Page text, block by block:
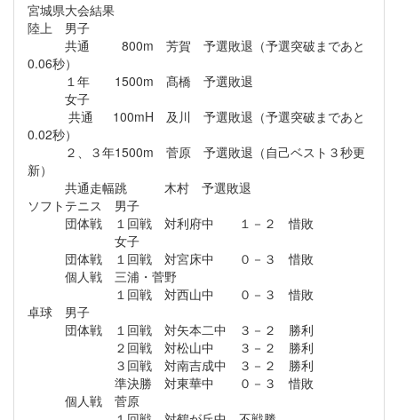
宮城県大会結果
陸上 男子
共通 800m 芳賀 予選敗退（予選突破まであと
0.06秒）
１年 1500m 髙橋 予選敗退
女子
共通 100mH 及川 予選敗退（予選突破まであと
0.02秒）
２、３年1500m 菅原 予選敗退（自己ベスト３秒更
新）
共通走幅跳 木村 予選敗退
ソフトテニス 男子
団体戦 １回戦 対利府中 １－２ 惜敗
女子
団体戦 １回戦 対宮床中 ０－３ 惜敗
個人戦 三浦・菅野
１回戦 対西山中 ０－３ 惜敗
卓球 男子
団体戦 １回戦 対矢本二中 ３－２ 勝利
２回戦 対松山中 ３－２ 勝利
３回戦 対南吉成中 ３－２ 勝利
準決勝 対東華中 ０－３ 惜敗
個人戦 菅原